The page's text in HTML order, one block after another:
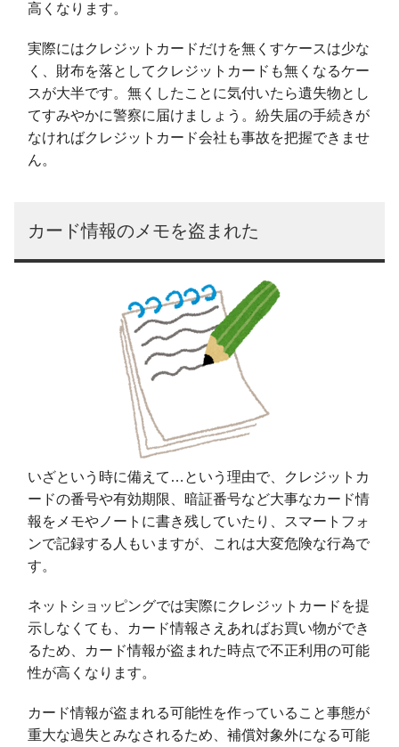
高くなります。
実際にはクレジットカードだけを無くすケースは少な
く、財布を落としてクレジットカードも無くなるケー
スが大半です。無くしたことに気付いたら遺失物とし
てすみやかに警察に届けましょう。紛失届の手続きが
なければクレジットカード会社も事故を把握できませ
ん。
カード情報のメモを盗まれた
いざという時に備えて…という理由で、クレジットカ
ードの番号や有効期限、暗証番号など大事なカード情
報をメモやノートに書き残していたり、スマートフォ
ンで記録する人もいますが、これは大変危険な行為で
す。
ネットショッピングでは実際にクレジットカードを提
示しなくても、カード情報さえあればお買い物ができ
るため、カード情報が盗まれた時点で不正利用の可能
性が高くなります。
カード情報が盗まれる可能性を作っていること事態が
重大な過失とみなされるため、補償対象外になる可能